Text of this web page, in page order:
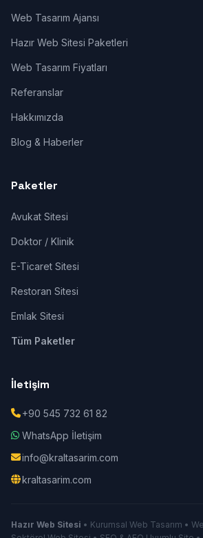
Web Tasarım Ajansı
Hazır Web Sitesi Paketleri
Web Tasarım Fiyatları
Referanslar
Hakkımızda
Blog & Haberler
Paketler
Avukat Sitesi
Doktor / Klinik
E-Ticaret Sitesi
Restoran Sitesi
Emlak Sitesi
Tüm Paketler
İletişim
+90 545 732 61 82
WhatsApp İletişim
info@kraltasarim.com
kraltasarim.com
Hazır Web Sitesi • Kurumsal Web Tasarım •